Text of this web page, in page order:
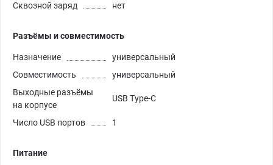
Сквозной заряд нет
Разъёмы и совместимость
Назначение
универсальный
Совместимость
универсальный
Выходные разъёмы
на корпусе
USB Type-C
Число USB портов 1
Питание